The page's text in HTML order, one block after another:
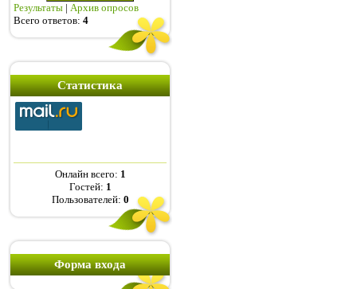
Результаты | Архив опросов
Всего ответов: 4
Статистика
Онлайн всего: 1
Гостей: 1
Пользователей: 0
Форма входа